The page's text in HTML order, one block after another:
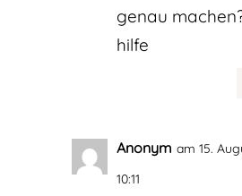
genau
hilfe
Anonym am 15.
10:11